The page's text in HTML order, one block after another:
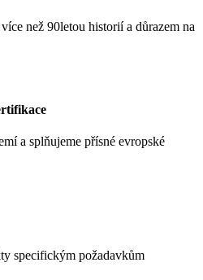
než 90letou historií a důrazem na
a splňujeme přísné evropské
specifickým požadavkům